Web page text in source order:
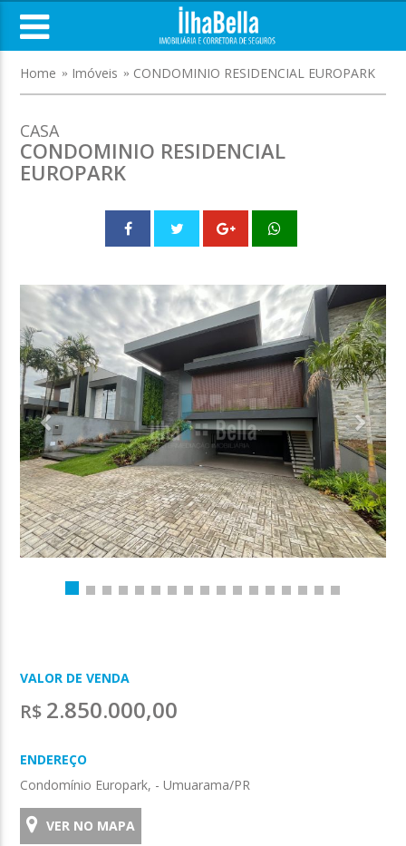
Home Imóveis CONDOMINIO RESIDENCIAL EUROPARK
CASA
CONDOMINIO RESIDENCIAL
EUROPARK
VALOR DE VENDA
R$ 2.850.000,00
ENDEREÇO
Condomínio Europark, - Umuarama/PR
VER NO MAPA